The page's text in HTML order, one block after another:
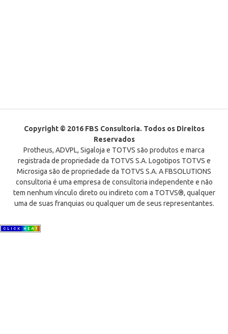
Copyright © 2016 FBS Consultoria. Todos os Direitos
Reservados
Protheus, ADVPL, Sigaloja e TOTVS são produtos e marca
registrada de propriedade da TOTVS S.A. Logotipos TOTVS e
Microsiga são de propriedade da TOTVS S.A. A FBSOLUTIONS
consultoria é uma empresa de consultoria independente e não
tem nenhum vínculo direto ou indireto com a TOTVS®, qualquer
uma de suas franquias ou qualquer um de seus representantes.